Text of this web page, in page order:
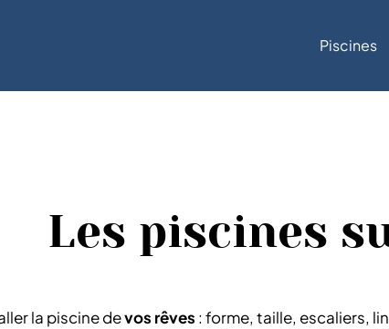
Piscines
mesures
Les piscines
la piscine devos rêves : forme, taille, escaliers,